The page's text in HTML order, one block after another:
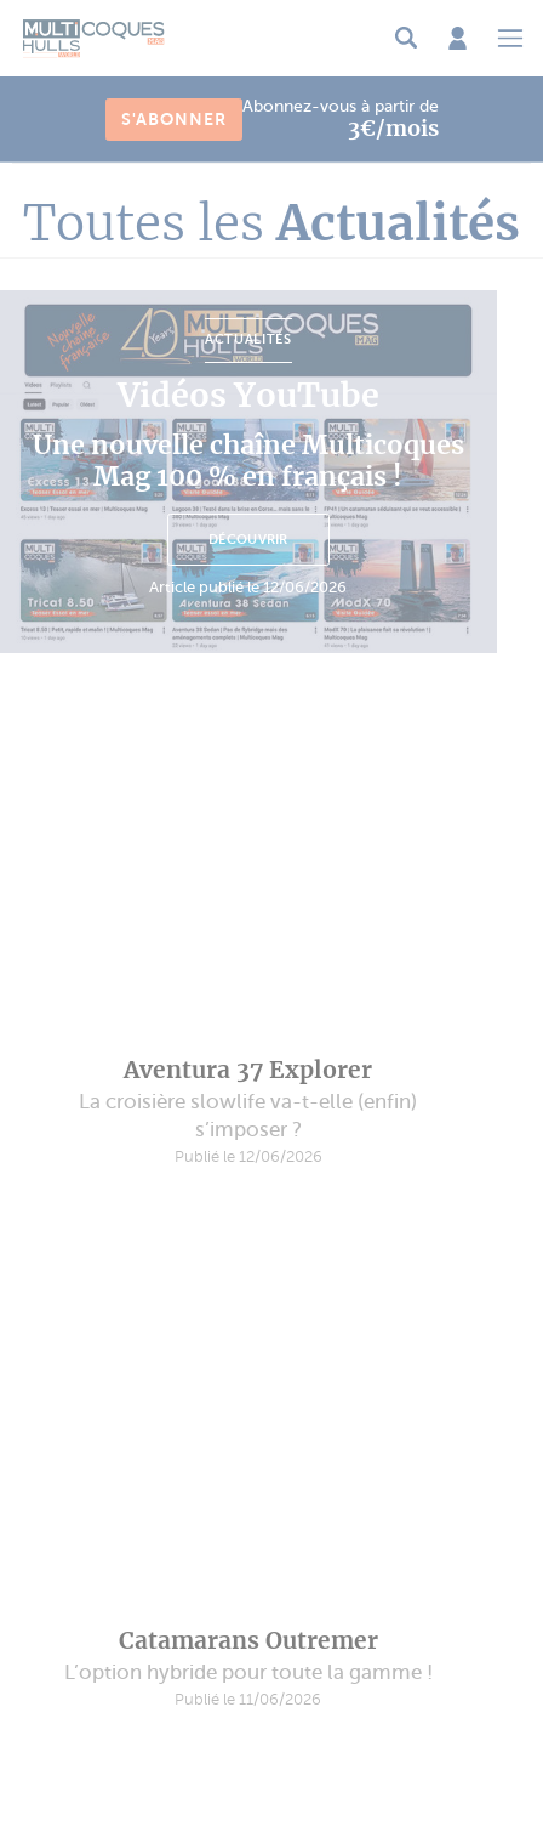
S'ABONNER
Abonnez-vous à partir de
3€/mois
Toutes les Actualités
ACTUALITÉS
Vidéos YouTube
Une nouvelle chaîne Multicoques
Mag 100 % en français !
DÉCOUVRIR
Article publié le 12/06/2026
Aventura 37 Explorer
La croisière slowlife va-t-elle (enfin)
s’imposer ?
Publié le 12/06/2026
Catamarans Outremer
L’option hybride pour toute la gamme !
Publié le 11/06/2026